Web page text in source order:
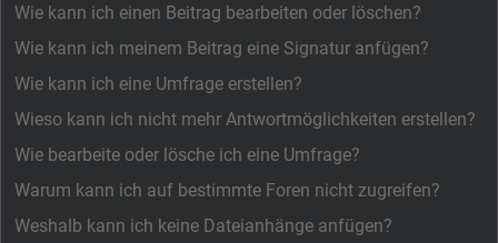
Wie kann ich einen Beitrag bearbeiten oder löschen?
Wie kann ich meinem Beitrag eine Signatur anfügen?
Wie kann ich eine Umfrage erstellen?
Wieso kann ich nicht mehr Antwortmöglichkeiten erstellen?
Wie bearbeite oder lösche ich eine Umfrage?
Warum kann ich auf bestimmte Foren nicht zugreifen?
Weshalb kann ich keine Dateianhänge anfügen?